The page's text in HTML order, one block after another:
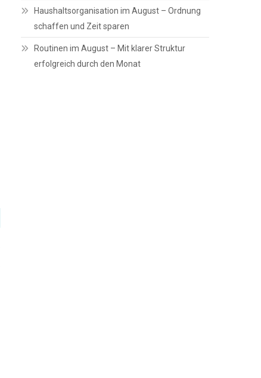
Haushaltsorganisation im August – Ordnung
schaffen und Zeit sparen
Routinen im August – Mit klarer Struktur
erfolgreich durch den Monat